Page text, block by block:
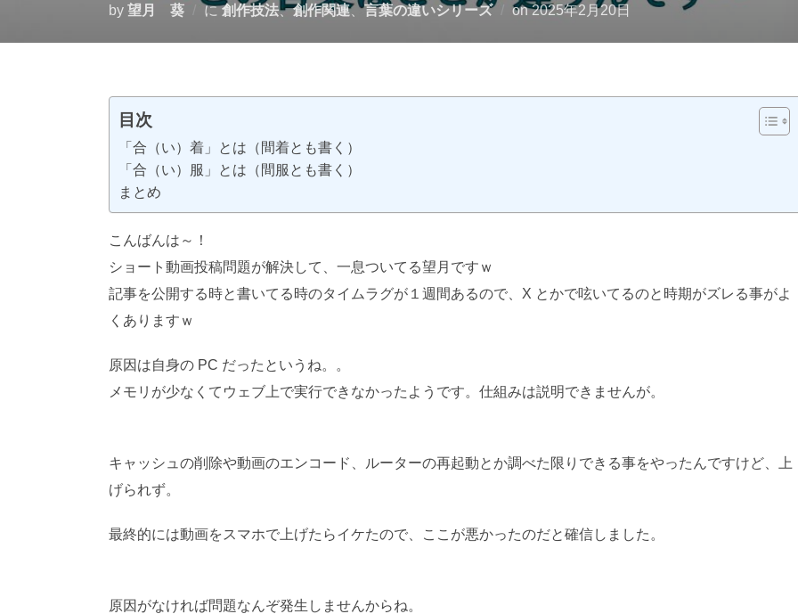
by 望月 葵 に創作技法、創作関連、言葉の違いシリーズ on投
2025年2月20日
目次
「合（い）着」とは（間着とも書く）
「合（い）服」とは（間服とも書く）
まとめ
こんばんは～！
ショート動画投稿問題が解決して、一息ついてる望月ですｗ
記事を公開する時と書いてる時のタイムラグが１週間あるので、X とかで呟いてるのと時期がズレる事がよ
くありますｗ
原因は自身の PC だったというね。。
メモリが少なくてウェブ上で実行できなかったようです。仕組みは説明できませんが。
キャッシュの削除や動画のエンコード、ルーターの再起動とか調べた限りできる事をやったんですけど、上
げられず。
最終的には動画をスマホで上げたらイケたので、ここが悪かったのだと確信しました。
原因がなければ問題なんぞ発生しませんからね。